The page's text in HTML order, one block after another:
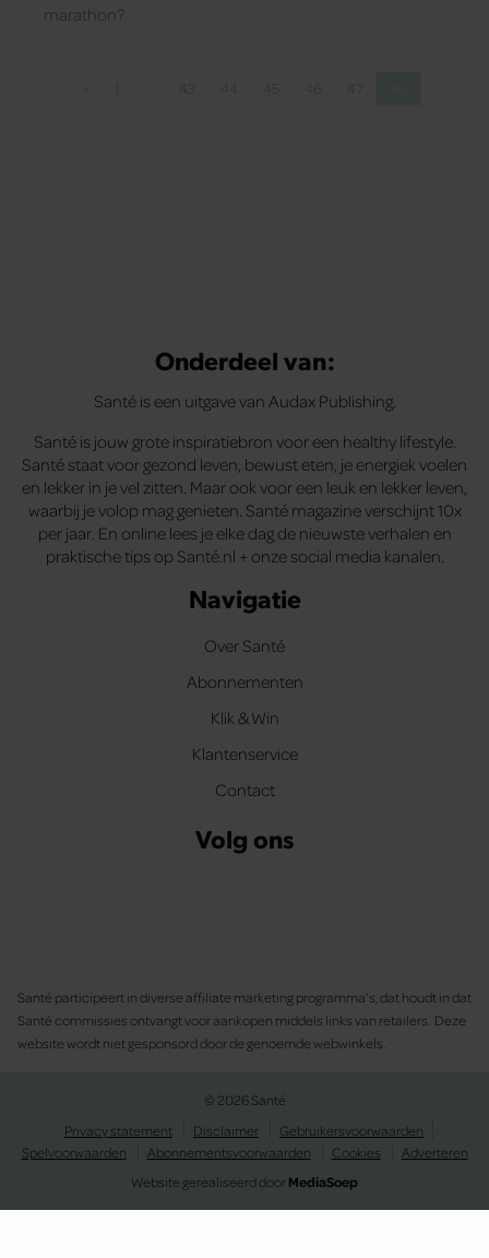
marathon?
Onderdeel van:
Santé is een uitgave van Audax Publishing.
Santé is jouw grote inspiratiebron voor een healthy lifestyle.
Santé staat voor gezond leven, bewust eten, je energiek voelen
en lekker in je vel zitten. Maar ook voor een leuk en lekker leven,
waarbij je volop mag genieten. Santé magazine verschijnt 10x
per jaar. En online lees je elke dag de nieuwste verhalen en
praktische tips op Santé.nl + onze social media kanalen.
Navigatie
Over Santé
Abonnementen
Klik & Win
Klantenservice
Contact
Volg ons
Santé participeert in diverse affiliate marketing programma’s, dat houdt in dat
Santé commissies ontvangt voor aankopen middels links van retailers. Deze
website wordt niet gesponsord door de genoemde webwinkels.
© 2026 Santé
Privacy statement
Disclaimer
Gebruikersvoorwaarden
Spelvoorwaarden
Abonnementsvoorwaarden Cookies
Adverteren
Website gerealiseerd doorMediaSoep